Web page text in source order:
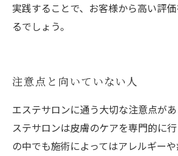
実践することで、お客様から高い評
るでしょう。
注意点と向いていない人
エステサロンに通う大切な注意点が
ステサロンは皮膚のケアを専門的に
の中でも施術によってはアレルギー